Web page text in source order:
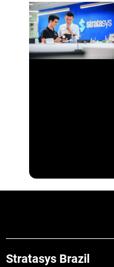
Stratasys Brazil